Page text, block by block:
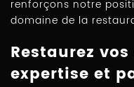
renforçons notre
domaine de la
Restaurez
expertise et